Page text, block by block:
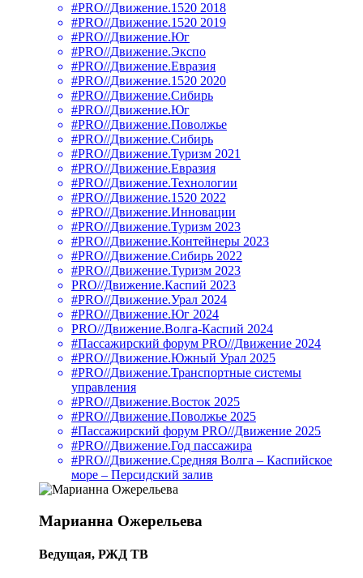
#PRO//Движение.1520 2018
#PRO//Движение.1520 2019
#PRO//Движение.Юг
#PRO//Движение.Экспо
#PRO//Движение.Евразия
#PRO//Движение.1520 2020
#PRO//Движение.Сибирь
#PRO//Движение.Юг
#PRO//Движение.Поволжье
#PRO//Движение.Сибирь
#PRO//Движение.Туризм 2021
#PRO//Движение.Евразия
#PRO//Движение.Технологии
#PRO//Движение.1520 2022
#PRO//Движение.Инновации
#PRO//Движение.Туризм 2023
#PRO//Движение.Контейнеры 2023
#PRO//Движение.Сибирь 2022
#PRO//Движение.Туризм 2023
PRO//Движение.Каспий 2023
#PRO//Движение.Урал 2024
#PRO//Движение.Юг 2024
PRO//Движение.Волга-Каспий 2024
#Пассажирский форум PRO//Движение 2024
#PRO//Движение.Южный Урал 2025
#PRO//Движение.Транспортные системы
управления
#PRO//Движение.Восток 2025
#PRO//Движение.Поволжье 2025
#Пассажирский форум PRO//Движение 2025
#PRO//Движение.Год пассажира
#PRO//Движение.Средняя Волга – Каспийское
море – Персидский залив
Марианна Ожерельева
Ведущая, РЖД ТВ